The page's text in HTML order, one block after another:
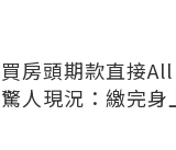
買房頭期款直接
驚人現況：繳完身